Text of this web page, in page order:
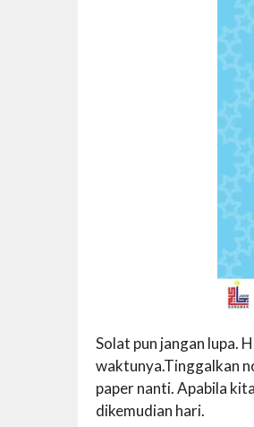
Solat pun jangan lupa.
waktunya.Tinggalkan
paper nanti. Apabila
dikemudian hari.